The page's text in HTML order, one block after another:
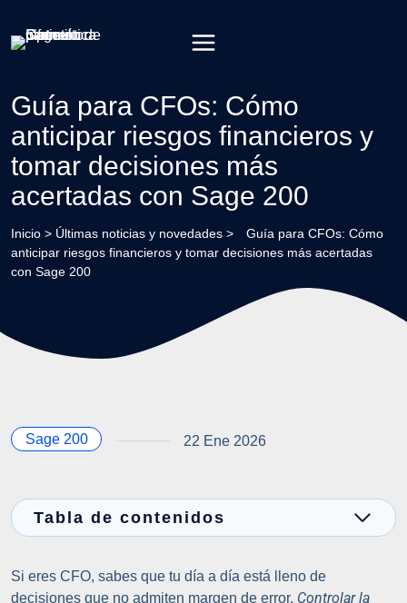
contenido
Guía para CFOs: Cómo
anticipar riesgos financieros y
tomar decisiones más
acertadas con Sage 200
Inicio > Últimas noticias y novedades >
Guía para CFOs: Cómo
anticipar riesgos financieros y tomar decisiones más acertadas
con Sage 200
Sage 200 22 Ene 2026
Tabla de contenidos
Si eres CFO, sabes que tu día a día está lleno de
decisiones que no admiten margen de error. Controlar la